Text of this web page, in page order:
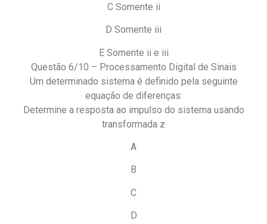
C Somente ii
D Somente iii
E Somente ii e iii
Questão 6/10 – Processamento Digital de Sinais
Um determinado sistema é definido pela seguinte
equação de diferenças:
Determine a resposta ao impulso do sistema usando
transformada z
A
B
C
D